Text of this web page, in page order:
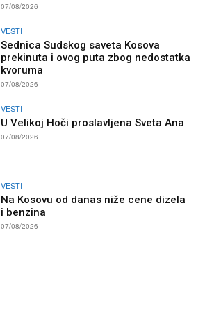
07/08/2026
VESTI
Sednica Sudskog saveta Kosova
prekinuta i ovog puta zbog nedostatka
kvoruma
07/08/2026
VESTI
U Velikoj Hoči proslavljena Sveta Ana
07/08/2026
VESTI
Na Kosovu od danas niže cene dizela
i benzina
07/08/2026